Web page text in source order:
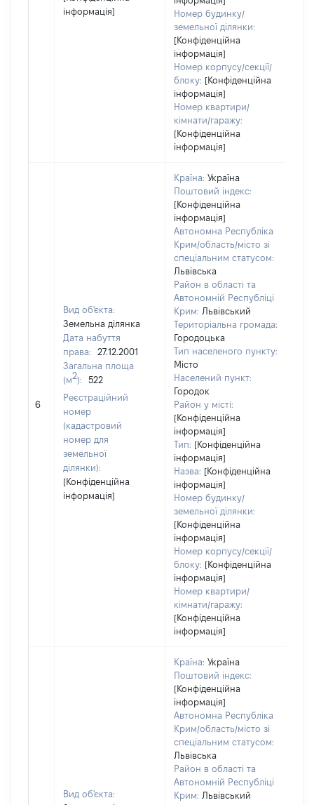
інформація]
Номер будинку/
земельної ділянки:
[Конфіденційна
інформація]
Номер корпусу/секції/
блоку: [Конфіденційна
інформація]
Номер квартири/
кімнати/гаражу:
[Конфіденційна
інформація]
6
Вид об'єкта:
Земельна ділянка
Дата набуття
права:
27.12.2001
Загальна площа
(м2):
522
Реєстраційний
номер
(кадастровий
номер для
земельної
ділянки):
[Конфіденційна
інформація]
Країна: Україна
Поштовий індекс:
[Конфіденційна
інформація]
Автономна Республіка
Крим/область/місто зі
спеціальним статусом:
Львівська
Район в області та
Автономній Республіці
Крим: Львівський
Територіальна громада:
Городоцька
Тип населеного пункту:
Місто
Населений пункт:
Городок
Район у місті:
[Конфіденційна
інформація]
Тип: [Конфіденційна
інформація]
Назва: [Конфіденційна
інформація]
Номер будинку/
земельної ділянки:
[Конфіденційна
інформація]
Номер корпусу/секції/
блоку: [Конфіденційна
інформація]
Номер квартири/
кімнати/гаражу:
[Конфіденційна
інформація]
Вид об'єкта:
Країна: Україна
Поштовий індекс:
[Конфіденційна
інформація]
Автономна Республіка
Крим/область/місто зі
спеціальним статусом:
Львівська
Район в області та
Автономній Республіці
Крим: Львівський